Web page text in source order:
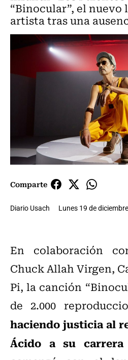
“Binocular”, el
artista tras una
Comparte
Diario Usach Lunes 19 de
En colaboración
Chuck Allah Virgen,
Pi, la canción
de 2.000
haciendo justicia al
Ácido a su carrera